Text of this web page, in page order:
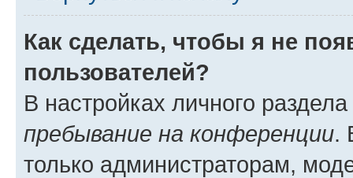
Как сделать, чтобы я не
пользователей?
В настройках личного
пребывание на конференции.
только администраторам,